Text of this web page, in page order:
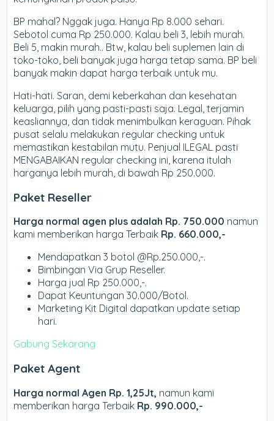
BP mahal? Nggak juga. Hanya Rp 8.000 sehari.
Sebotol cuma Rp 250.000. Kalau beli 3, lebih murah.
Beli 5, makin murah.. Btw, kalau beli suplemen lain di
toko-toko, beli banyak juga harga tetap sama. BP beli
banyak makin dapat harga terbaik untuk mu.
Hati-hati. Saran, demi keberkahan dan kesehatan
keluarga, pilih yang pasti-pasti saja. Legal, terjamin
keasliannya, dan tidak menimbulkan keraguan. Pihak
pusat selalu melakukan regular checking untuk
memastikan kestabilan mutu. Penjual ILEGAL pasti
MENGABAIKAN regular checking ini, karena itulah
harganya lebih murah, di bawah Rp 250.000.
Paket Reseller
Harga normal agen plus adalah Rp. 750.000 namun
kami memberikan harga Terbaik Rp. 660.000,-
Mendapatkan 3 botol @Rp.250.000,-.
Bimbingan Via Grup Reseller.
Harga jual Rp 250.000,-.
Dapat Keuntungan 30.000/Botol.
Marketing Kit Digital dapatkan update setiap
hari.
Gabung Sekarang
Paket Agent
Harga normal Agen Rp. 1,25Jt, namun kami
memberikan harga Terbaik Rp. 990.000,-